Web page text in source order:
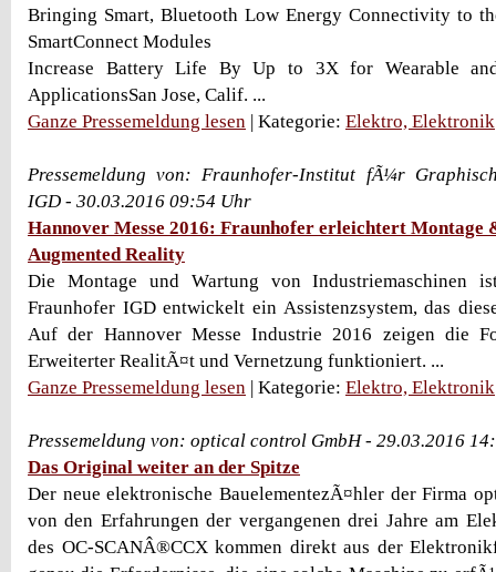
Bringing Smart, Bluetooth Low Energy Connectivity to
SmartConnect Modules
Increase Battery Life By Up to 3X for Wearable
ApplicationsSan Jose, Calif. ...
Ganze Pressemeldung lesen | Kategorie: Elektro, Elektronik
Pressemeldung von: Fraunhofer-Institut fÃ¼r
IGD - 30.03.2016 09:54 Uhr
Hannover Messe 2016: Fraunhofer erleichtert Montage
Augmented Reality
Die Montage und Wartung von Industriemaschinen
Fraunhofer IGD entwickelt ein Assistenzsystem, das
Auf der Hannover Messe Industrie 2016 zeigen die
Erweiterter RealitÃ¤t und Vernetzung funktioniert. ...
Ganze Pressemeldung lesen | Kategorie: Elektro, Elektronik
Pressemeldung von: optical control GmbH - 29.03.2016
Das Original weiter an der Spitze
Der neue elektronische BauelementezÃ¤hler der Firma
von den Erfahrungen der vergangenen drei Jahre am
des OC-SCANÂ®CCX kommen direkt aus der